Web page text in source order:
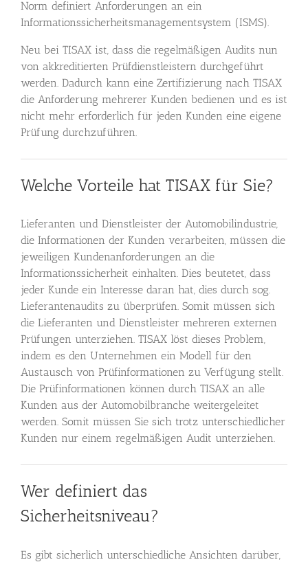
Norm definiert Anforderungen an ein
Informationssicherheitsmanagementsystem (ISMS).
Neu bei TISAX ist, dass die regelmäßigen Audits nun
von akkreditierten Prüfdienstleistern durchgeführt
werden. Dadurch kann eine Zertifizierung nach TISAX
die Anforderung mehrerer Kunden bedienen und es ist
nicht mehr erforderlich für jeden Kunden eine eigene
Prüfung durchzuführen.
Welche Vorteile hat TISAX für Sie?
Lieferanten und Dienstleister der Automobilindustrie,
die Informationen der Kunden verarbeiten, müssen die
jeweiligen Kundenanforderungen an die
Informationssicherheit einhalten. Dies beutetet, dass
jeder Kunde ein Interesse daran hat, dies durch sog.
Lieferantenaudits zu überprüfen. Somit müssen sich
die Lieferanten und Dienstleister mehreren externen
Prüfungen unterziehen. TISAX löst dieses Problem,
indem es den Unternehmen ein Modell für den
Austausch von Prüfinformationen zu Verfügung stellt.
Die Prüfinformationen können durch TISAX an alle
Kunden aus der Automobilbranche weitergeleitet
werden. Somit müssen Sie sich trotz unterschiedlicher
Kunden nur einem regelmäßigen Audit unterziehen.
Wer definiert das
Sicherheitsniveau?
Es gibt sicherlich unterschiedliche Ansichten darüber,